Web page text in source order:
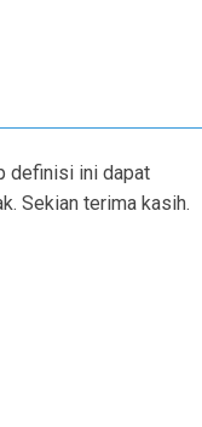
definisi ini dapat
Sekian terima kasih.